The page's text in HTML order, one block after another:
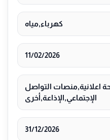
#فلل #شقق
كهرباء,مياه
11/02/2026
اعلانية,منصات التواصل
الإجتماعي,الإذاعة,أخرى
31/12/2026